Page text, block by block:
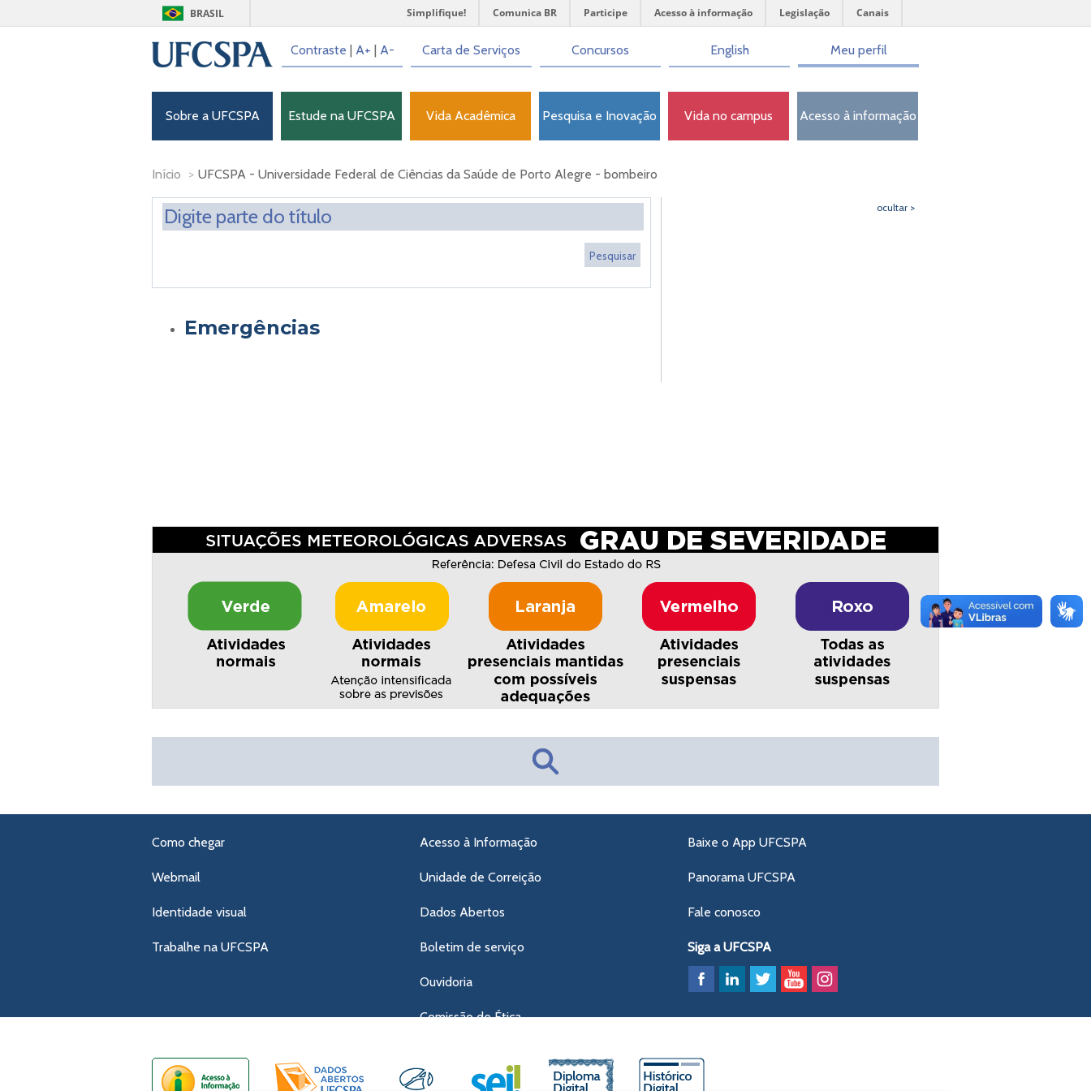
BRASIL Simplifique! Comunica BR Participe Acesso à informação Legislação Canais
Contraste | A+ | A- Carta de Serviços Concursos English Meu perfil
Sobre a UFCSPA Estude na UFCSPA Vida Acadêmica Pesquisa e Inovação Vida no campus Acesso à informação
Início > UFCSPA - Universidade Federal de Ciências da Saúde de Porto Alegre - bombeiro
Emergências
ocultar >
Como chegar
Webmail
Identidade visual
Trabalhe na UFCSPA
Acesso à Informação
Unidade de Correição
Dados Abertos
Boletim de serviço
Ouvidoria
Comissão de Ética
Baixe o App UFCSPA
Panorama UFCSPA
Fale conosco
Siga a UFCSPA